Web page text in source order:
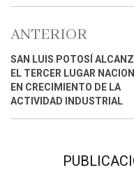
ANTERIOR
SAN LUIS POTOSÍ
EL TERCER LUGAR
EN CRECIMIENTO DE LA
ACTIVIDAD INDUSTRIAL